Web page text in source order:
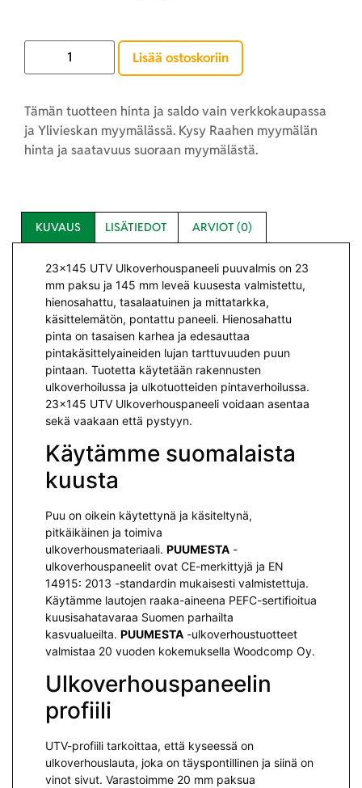
Lisää ostoskoriin
Tämän tuotteen hinta ja saldo vain verkkokaupassa
ja Ylivieskan myymälässä. Kysy Raahen myymälän
hinta ja saatavuus suoraan myymälästä.
KUVAUS LISÄTIEDOT ARVIOT (0)
23×145 UTV Ulkoverhouspaneeli puuvalmis on 23
mm paksu ja 145 mm leveä kuusesta valmistettu,
hienosahattu, tasalaatuinen ja mittatarkka,
käsittelemätön, pontattu paneeli. Hienosahattu
pinta on tasaisen karhea ja edesauttaa
pintakäsittelyaineiden lujan tarttuvuuden puun
pintaan. Tuotetta käytetään rakennusten
ulkoverhoilussa ja ulkotuotteiden pintaverhoilussa.
23×145 UTV Ulkoverhouspaneeli voidaan asentaa
sekä vaakaan että pystyyn.
Käytämme suomalaista
kuusta
Puu on oikein käytettynä ja käsiteltynä,
pitkäikäinen ja toimiva
ulkoverhousmateriaali. PUUMESTA -
ulkoverhouspaneelit ovat CE-merkittyjä ja EN
14915: 2013 -standardin mukaisesti valmistettuja.
Käytämme lautojen raaka-aineena PEFC-sertifioitua
kuusisahatavaraa Suomen parhailta
kasvualueilta. PUUMESTA -ulkoverhoustuotteet
valmistaa 20 vuoden kokemuksella Woodcomp Oy.
Ulkoverhouspaneelin
profiili
UTV-profiili tarkoittaa, että kyseessä on
ulkoverhouslauta, joka on täyspontillinen ja siinä on
vinot sivut. Varastoimme 20 mm paksua